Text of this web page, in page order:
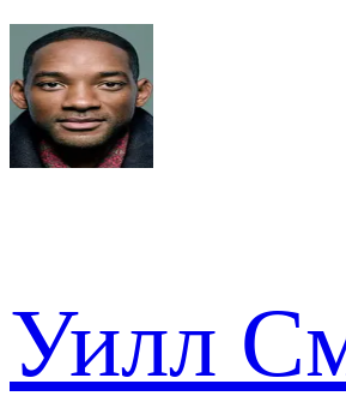
Уилл